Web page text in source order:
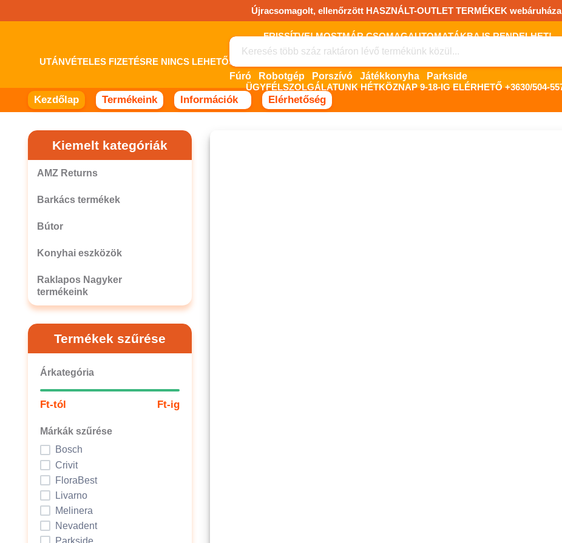
a
Újracsomagolt, ellenőrzött HASZNÁLT-OUTLET TERMÉKEK
FRISSÍTVE! MOSTMÁR CSOMAGAUTOMATÁKBA IS RENDELHET!
UTÁNVÉTELES FIZETÉSRE NINCS LEHETŐSÉG! FIZETNI ONLINE BANKKÁRTYÁVAL LEHETSÉGES, SZÜKSÉG ESETÉN
ÜGYFÉLSZOLGÁLATUNK HÉTKÖZNAP 9-18-IG ELÉRHETŐ +3630/504-
Fúró Robotgép Porszívó Játékkonyha Parkside
Kezdőlap Termékeink Információk Elérhetőség
Kiemelt kategóriák
AMZ Returns
Barkács termékek
Bútor
Konyhai eszközök
Raklapos Nagyker
termékeink
Termékek szűrése
Árkategória
Ft-tól Ft-ig
Márkák szűrése
Bosch
Crivit
FloraBest
Livarno
Melinera
Nevadent